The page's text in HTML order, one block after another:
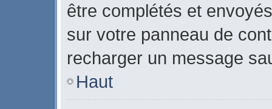
être complétés et
sur votre panneau de
recharger un message
Haut